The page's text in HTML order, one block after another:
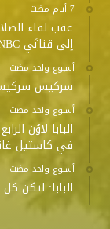
عقب لقاء
إلى قناتَي NBC وتيليموندو الأمريكيتين
‫‫‫‏‫أسبوع واحد مضت‬
سركيس
‫‫‫‏‫أسبوع واحد مضت‬
البابا لاوُن
في كاستيل
‫‫‫‏‫أسبوع واحد مضت‬
البابا: لتكن